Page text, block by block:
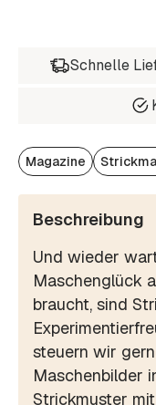
Schnelle
Magazine
Beschreibung
Und wieder
Maschenglück
braucht, sind
steuern wir
Maschenbilder
Strickmuster